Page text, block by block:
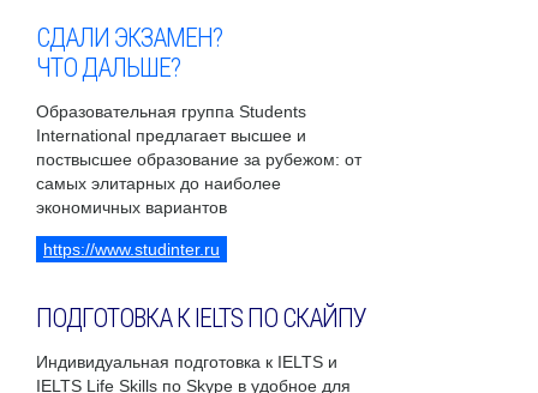
СДАЛИ ЭКЗАМЕН?
ЧТО ДАЛЬШЕ?
Образовательная группа Students
International предлагает высшее и
поствысшее образование за рубежом: от
самых элитарных до наиболее
экономичных вариантов
https://www.studinter.ru
ПОДГОТОВКА К IELTS ПО СКАЙПУ
Индивидуальная подготовка к IELTS и
IELTS Life Skills по Skype в удобное для